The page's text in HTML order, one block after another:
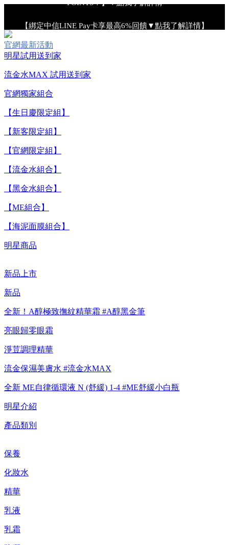
【重要公告】IPSA 無法驗證非官方通路銷售之品牌商品的真實
【全新流金水MAX 百元試用送到家！再享回購金】▼點我立
【8/4-8/9 單筆消費滿$3,000現折$300】
【8/4-8/9 新客LINE購物導購滿$2,000送100點LINE
【綁定中信LINE Pay卡享最高6%回饋▼點我了解詳情】
官網最新活動
明星試用送到家
流金水MAX 試用送到家
官網獨家組合
【生日慶限定組】
【新客限定組】
【官網限定組】
【流金水組合】
【黑金水組合】
【ME組合】
【海泥面膜組合】
明星商品
新品上市
新品
全新！A醇極致撫紋精華霜 #A醇黑金筆
亮眼歸零眼霜
淨荳調理精華
流金保濕美膚水 #流金水MAX
全新 ME自律循環液 N (舒緩) 1-4 #ME舒緩小白瓶
明星介紹
產品類別
保養
化妝水
精華
乳液
乳霜